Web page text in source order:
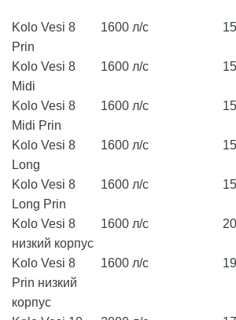
Kolo Vesi 8
Prin
1600 л/с
Kolo Vesi 8
Midi
1600 л/с
Kolo Vesi 8
Midi Prin
1600 л/с
Kolo Vesi 8
Long
1600 л/с
Kolo Vesi 8
Long Prin
1600 л/с
Kolo Vesi 8
низкий корпус
1600 л/с
Kolo Vesi 8
Prin низкий
корпус
1600 л/с